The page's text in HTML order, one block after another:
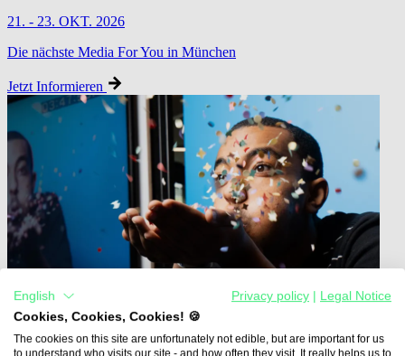
21. - 23. OKT. 2026
Die nächste Media For You in München
Jetzt Informieren
English Privacy policy
Legal Notice
Cookies, Cookies, Cookies! 🍪
The cookies on this site are unfortunately not edible, but are important for us